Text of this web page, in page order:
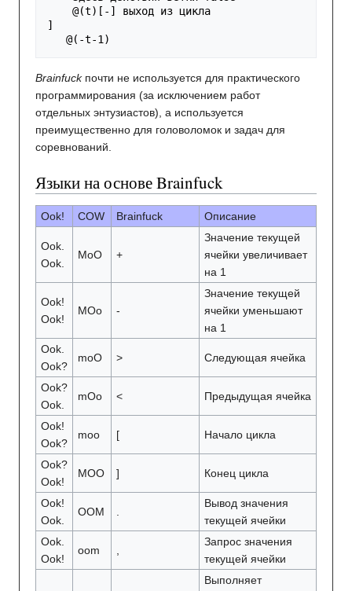
]
   @(-t-1)
Brainfuckпочти не используется для практического
программирования (за исключением работ
отдельных энтузиастов), а используется
преимущественно для головоломок и задач для
соревнований.
Языки на основе Brainfuck
Ook! COW Brainfuck Описание
Ook.
Ook.
MoO +
Значение текущей
ячейки увеличивает
на 1
Ook!
Ook!
MOo -
Значение текущей
ячейки уменьшают
на 1
Ook.
Ook?
moO > Следующая ячейка
Ook?
Ook.
mOo < Предыдущая ячейка
Ook!
Ook?
moo [ Начало цикла
Ook?
Ook!
MOO ] Конец цикла
Ook!
Ook.
OOM
Вывод значения
текущей ячейки
Ook.
Ook!
oom
Запрос значения
текущей ячейки
Выполняет